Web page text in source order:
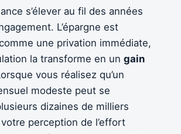
s’élever au fil des années
L’épargne est
une privation immédiate,
la transforme en un gain
vous réalisez qu’un
modeste peut se
dizaines de milliers
perception de l’effort